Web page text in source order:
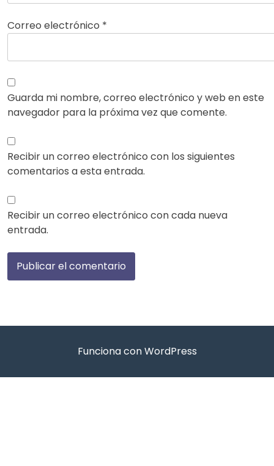
Correo electrónico *
Guarda mi nombre, correo electrónico y web en este
navegador para la próxima vez que comente.
Recibir un correo electrónico con los siguientes
comentarios a esta entrada.
Recibir un correo electrónico con cada nueva
entrada.
Funciona con WordPress